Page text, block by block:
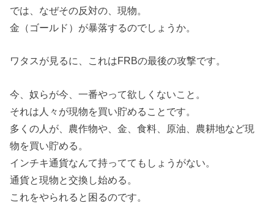
では、なぜその反対の、現物。
金（ゴールド）が暴落するのでしょうか。
ワタスが見るに、これはFRBの最後の攻撃です。
今、奴らが今、一番やって欲しくないこと。
それは人々が現物を買い貯めることです。
多くの人が、農作物や、金、食料、原油、農耕地など現
物を買い貯める。
インチキ通貨なんて持っててもしょうがない。
通貨と現物と交換し始める。
これをやられると困るのです。